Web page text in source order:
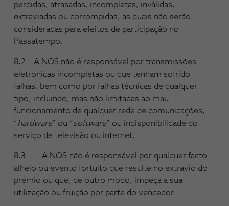
perdidas, atrasadas, incompletas, inválidas,
extraviadas ou corrompidas, as quais não serão
consideradas para efeitos de participação no
Passatempo.
8.2 A NOS não é responsável por transmissões
eletrónicas incompletas ou que tenham sofrido
falhas, bem como por falhas técnicas de qualquer
tipo, incluindo, mas não limitadas ao mau
funcionamento de qualquer rede de comunicações,
“ hardware” ou “software” ou indisponibilidade do
serviço de televisão ou internet.
8.3 A NOS não é responsável por qualquer facto
alheio ou evento fortuito que resulte no extravio do
prémio ou que, de outro modo, impeça a sua
utilização ou fruição por parte do vencedor.